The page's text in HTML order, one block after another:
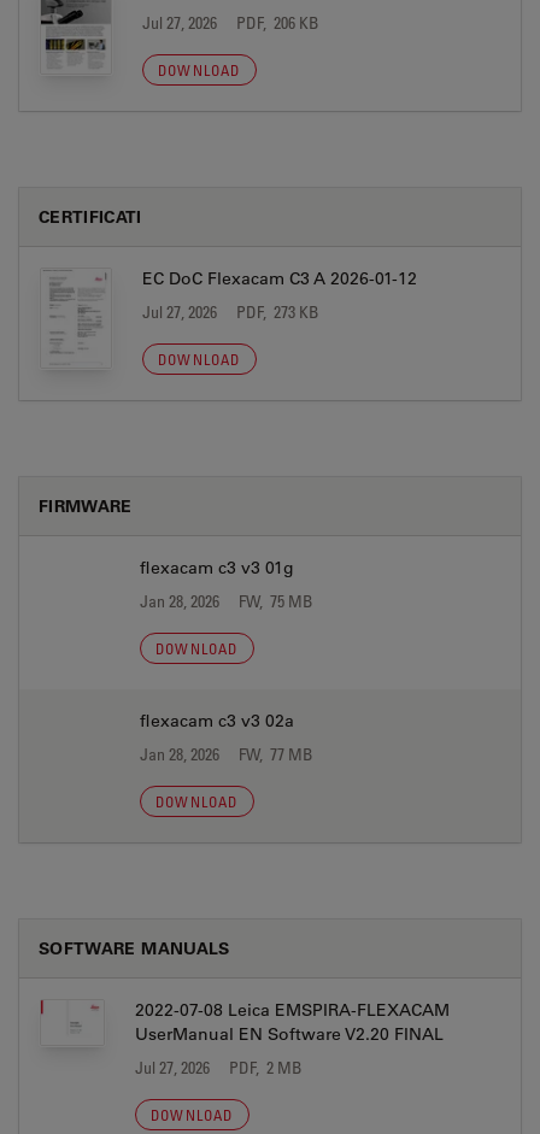
Jul 27, 2026 PDF, 206 KB
DOWNLOAD
CERTIFICATI
EC DoC Flexacam C3 A 2026-01-12
Jul 27, 2026 PDF, 273 KB
DOWNLOAD
FIRMWARE
flexacam c3 v3 01g
Jan 28, 2026 FW, 75 MB
DOWNLOAD
flexacam c3 v3 02a
Jan 28, 2026 FW, 77 MB
DOWNLOAD
SOFTWARE MANUALS
2022-07-08 Leica EMSPIRA-FLEXACAM
UserManual EN Software V2.20 FINAL
Jul 27, 2026 PDF, 2 MB
DOWNLOAD